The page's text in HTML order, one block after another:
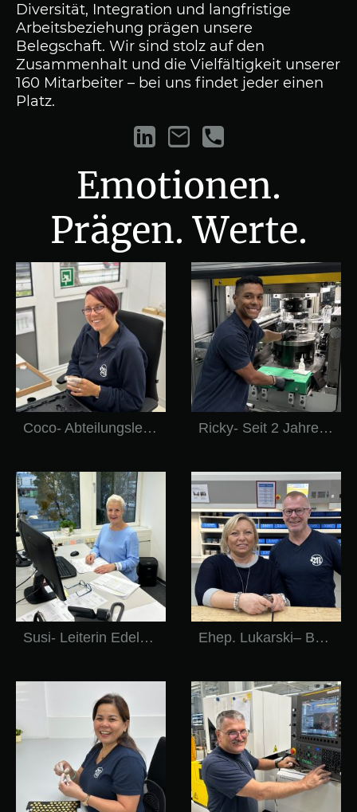
Diversität, Integration und langfristige
Arbeitsbeziehung prägen unsere
Belegschaft. Wir sind stolz auf den
Zusammenhalt und die Vielfältigkeit unserer
160 Mitarbeiter – bei uns findet jeder einen
Platz.
Emotionen.
Prägen. Werte.
Coco- Abteilungsleiterin Kontrolle Ricky- Seit 2 Jahren Präger
Susi- Leiterin Edelmetalleinkauf Ehep. Lukarski– BL und TL